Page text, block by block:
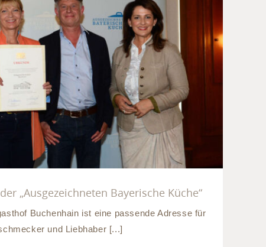
der „Ausgezeichneten
Küche“
„Ausgezeichneten Bayerische Küche“
Buchenhain ist eine passende Adresse für
und Liebhaber [...]